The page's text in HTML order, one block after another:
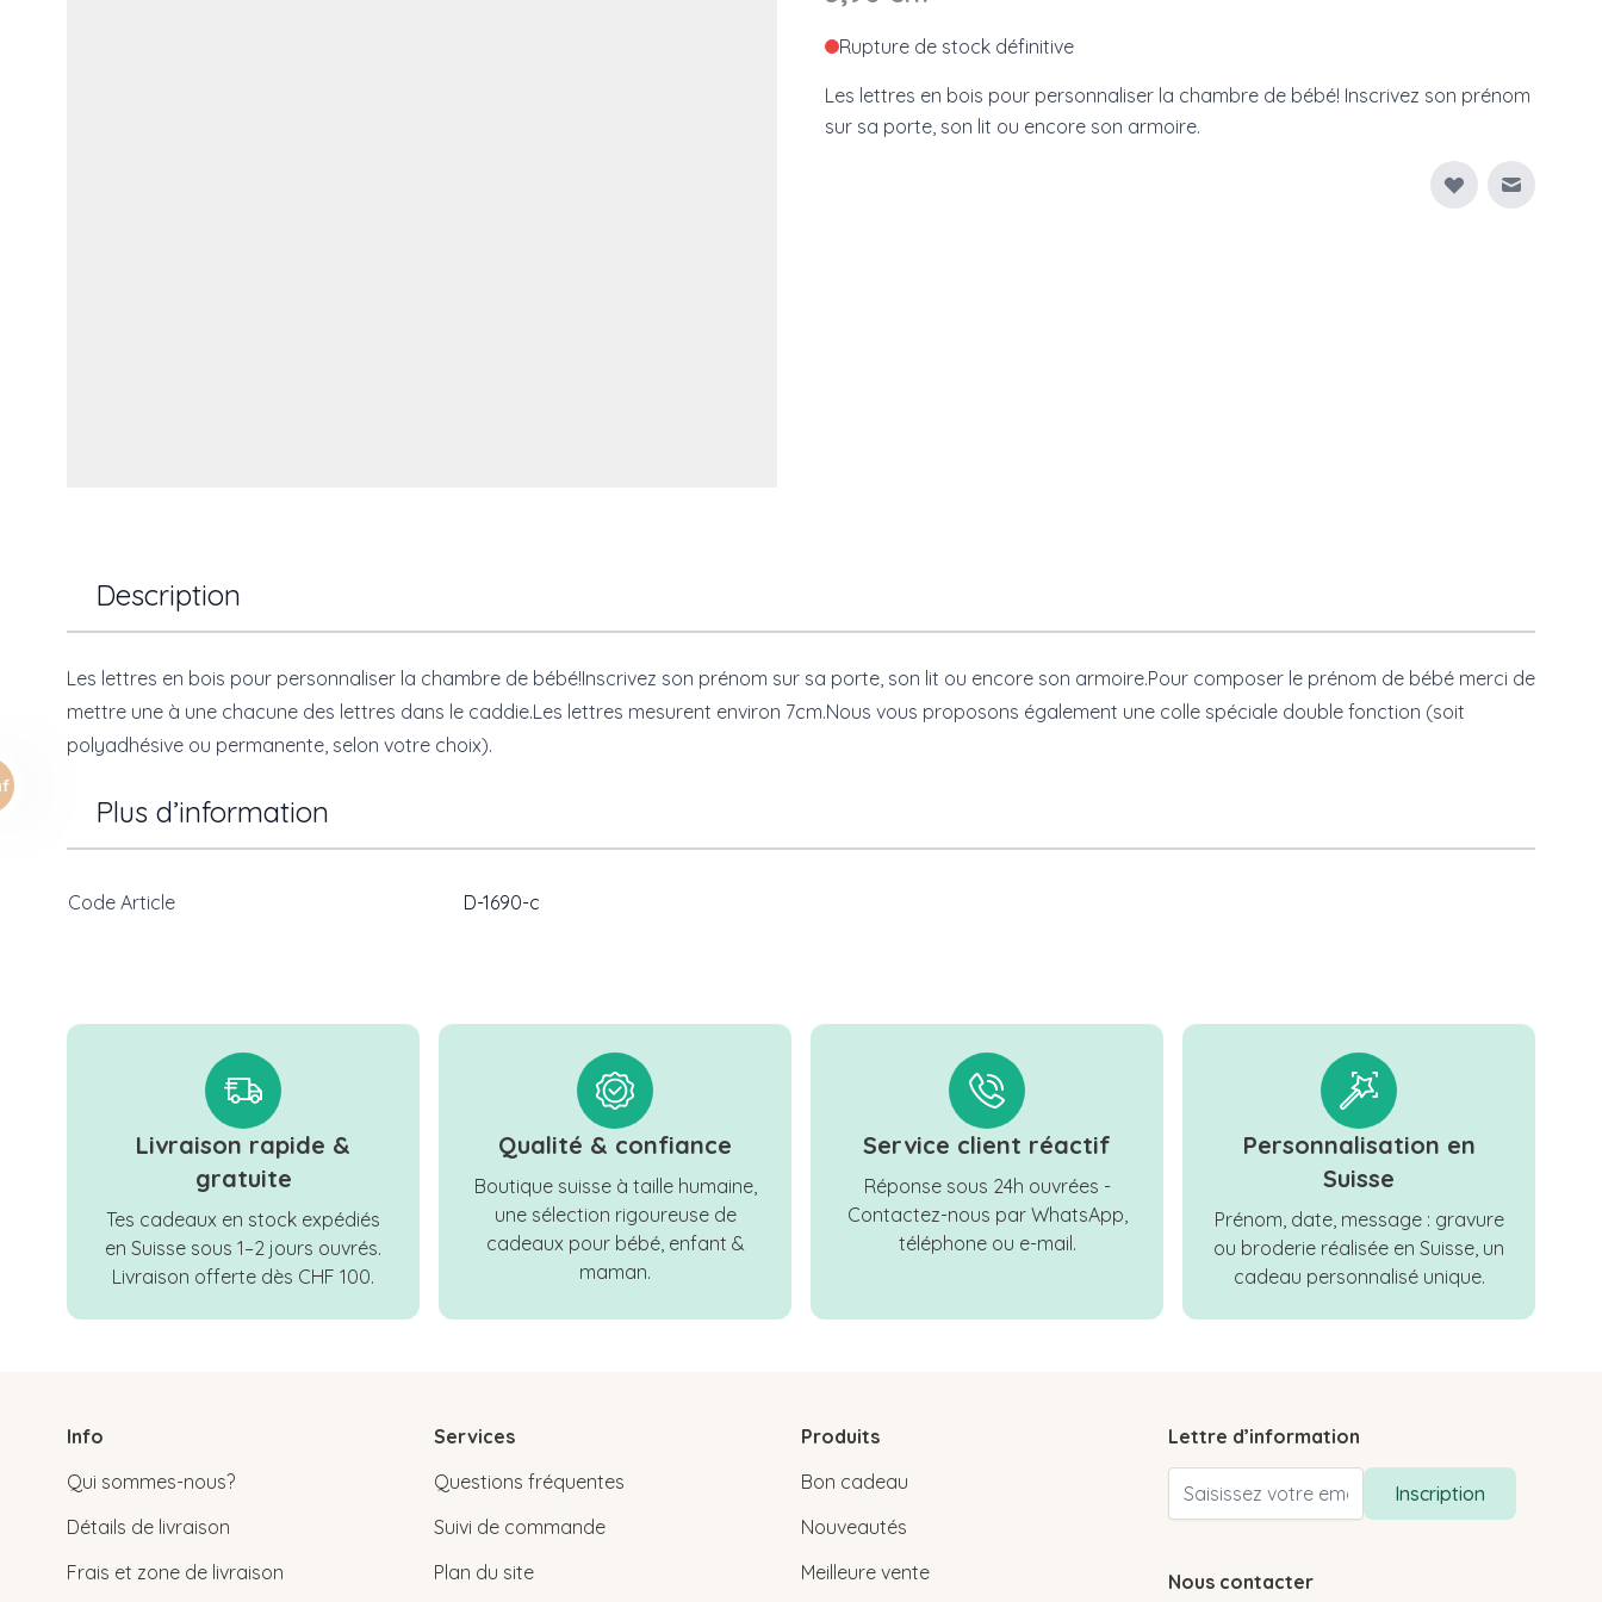
Rupture de stock définitive
Les lettres en bois pour personnaliser la chambre de bébé! Inscrivez son prénom
sur sa porte, son lit ou encore son armoire.
Envoyer
Description
Les lettres en bois pour personnaliser la chambre de bébé!Inscrivez son prénom sur sa porte, son lit ou encore son armoire.Pour composer le prénom de bébé merci de
mettre une à une chacune des lettres dans le caddie.Les lettres mesurent environ 7cm.Nous vous proposons également une colle spéciale double fonction (soit
polyadhésive ou permanente, selon votre choix).
Plus d’information
Code Article D-1690-c
Livraison rapide &
gratuite
Tes cadeaux en stock expédiés
en Suisse sous 1–2 jours ouvrés.
Livraison offerte dès CHF 100.
Qualité & confiance
Boutique suisse à taille humaine,
une sélection rigoureuse de
cadeaux pour bébé, enfant &
maman.
Service client réactif
Réponse sous 24h ouvrées -
Contactez-nous par WhatsApp,
téléphone ou e-mail.
Personnalisation en
Suisse
Prénom, date, message : gravure
ou broderie réalisée en Suisse, un
cadeau personnalisé unique.
Info
Qui sommes-nous?
Détails de livraison
Frais et zone de livraison
Services
Questions fréquentes
Suivi de commande
Plan du site
Produits
Bon cadeau
Nouveautés
Meilleure vente
Lettre d’information
Adresse email
Inscription
Nous contacter